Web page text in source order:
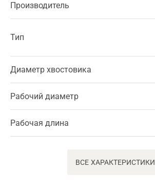
Производитель
Тип
Диаметр хвостовика
Рабочий диаметр
Рабочая длина
ВСЕ ХАРАКТЕРИСТИКИ